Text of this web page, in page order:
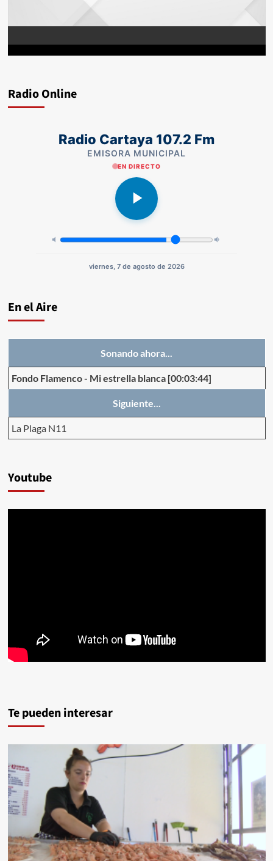
Radio Online
Radio Cartaya 107.2 Fm
EMISORA MUNICIPAL
EN DIRECTO
viernes, 7 de agosto de 2026
En el Aire
Sonando ahora...
Fondo Flamenco- Mi estrella blanca [00:03:44]
Siguiente...
La Plaga N11
Youtube
Te pueden interesar